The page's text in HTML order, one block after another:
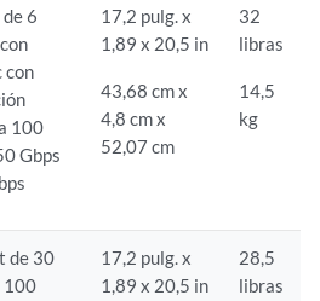
6
con
100
Gbps
17,2 pulg. x
1,89 x 20,5 in
43,68 cm x
4,8 cm x
52,07 cm
32
libras
14,5
kg
de 30
100
17,2 pulg. x
1,89 x 20,5 in
28,5
libras